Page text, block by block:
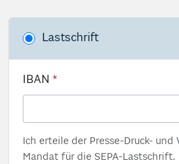
Lastschrift
IBAN
Ich erteile der Presse-Druck- und
Mandat für die SEPA-Lastschrift.